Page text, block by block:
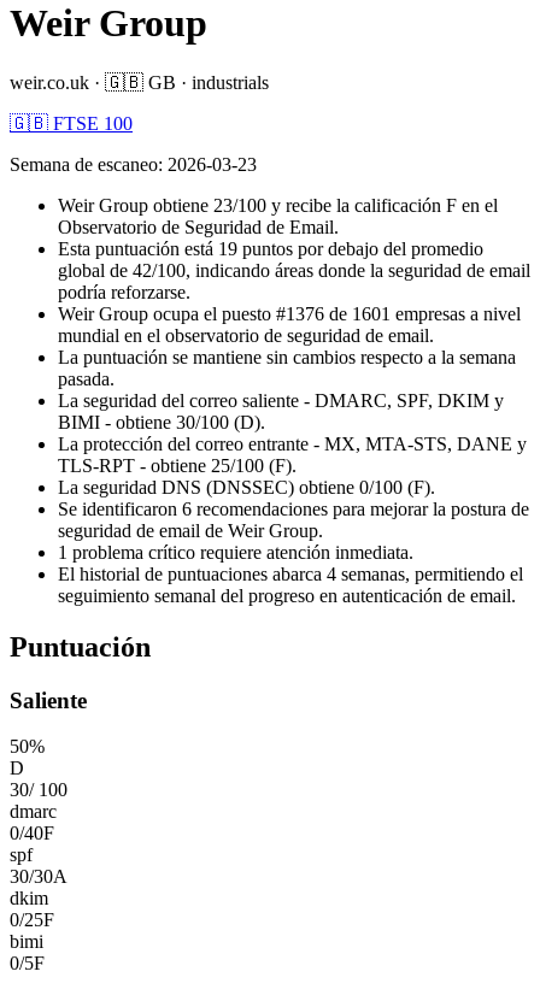
Weir Group
weir.co.uk · 🇬🇧 GB · industrials
🇬🇧 FTSE 100
Semana de escaneo: 2026-03-23
Weir Group obtiene 23/100 y recibe la calificación F en el
Observatorio de Seguridad de Email.
Esta puntuación está 19 puntos por debajo del promedio
global de 42/100, indicando áreas donde la seguridad de email
podría reforzarse.
Weir Group ocupa el puesto #1376 de 1601 empresas a nivel
mundial en el observatorio de seguridad de email.
La puntuación se mantiene sin cambios respecto a la semana
pasada.
La seguridad del correo saliente - DMARC, SPF, DKIM y
BIMI - obtiene 30/100 (D).
La protección del correo entrante - MX, MTA-STS, DANE y
TLS-RPT - obtiene 25/100 (F).
La seguridad DNS (DNSSEC) obtiene 0/100 (F).
Se identificaron 6 recomendaciones para mejorar la postura de
seguridad de email de Weir Group.
1 problema crítico requiere atención inmediata.
El historial de puntuaciones abarca 4 semanas, permitiendo el
seguimiento semanal del progreso en autenticación de email.
Puntuación
Saliente
50%
D
30/ 100
dmarc
0/40F
spf
30/30A
dkim
0/25F
bimi
0/5F